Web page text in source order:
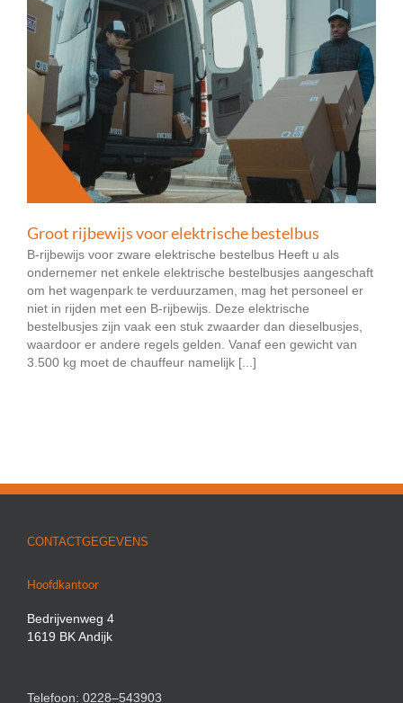
Groot rijbewijs voor elektrische bestelbus
B-rijbewijs voor zware elektrische bestelbus Heeft u als
ondernemer net enkele elektrische bestelbusjes aangeschaft
om het wagenpark te verduurzamen, mag het personeel er
niet in rijden met een B-rijbewijs. Deze elektrische
bestelbusjes zijn vaak een stuk zwaarder dan dieselbusjes,
waardoor er andere regels gelden. Vanaf een gewicht van
3.500 kg moet de chauffeur namelijk [...]
CONTACTGEGEVENS
Hoofdkantoor
Bedrijvenweg 4
1619 BK Andijk
Telefoon: 0228–543903